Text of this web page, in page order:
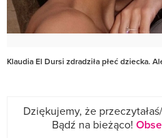
Klaudia El Dursi zdradziła płeć dziecka.
Dziękujemy, że
Bądź na bieżąco!